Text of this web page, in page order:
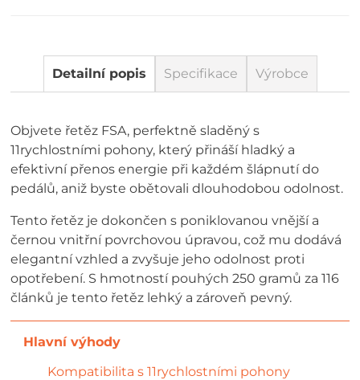
Detailní popis Specifikace Výrobce
Objvete řetěz FSA, perfektně sladěný s
11rychlostními pohony, který přináší hladký a
efektivní přenos energie při každém šlápnutí do
pedálů, aniž byste obětovali dlouhodobou odolnost.
Tento řetěz je dokončen s poniklovanou vnější a
černou vnitřní povrchovou úpravou, což mu dodává
elegantní vzhled a zvyšuje jeho odolnost proti
opotřebení. S hmotností pouhých 250 gramů za 116
článků je tento řetěz lehký a zároveň pevný.
Kompatibilita s 11rychlostními pohony